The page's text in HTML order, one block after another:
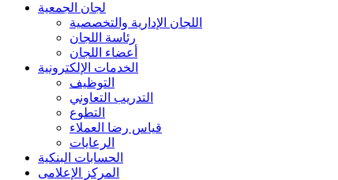
لجان الجمعية
اللجان الإدارية والتخصصية
رئاسة اللجان
أعضاء اللجان
الخدمات الإلكترونية
التوظيف
التدريب التعاوني
التطوع
قياس رضا العملاء
الرعايات
الحسابات البنكية
المركز الإعلامى